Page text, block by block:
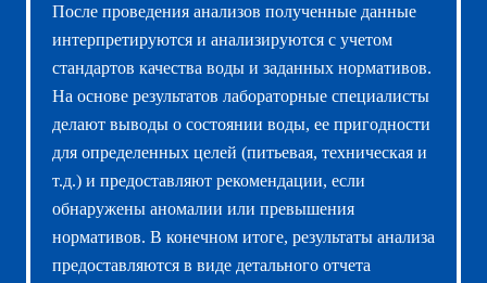
После проведения анализов полученные данные
интерпретируются и анализируются с учетом
стандартов качества воды и заданных нормативов.
На основе результатов лабораторные специалисты
делают выводы о состоянии воды, ее пригодности
для определенных целей (питьевая, техническая и
т.д.) и предоставляют рекомендации, если
обнаружены аномалии или превышения
нормативов. В конечном итоге, результаты анализа
предоставляются в виде детального отчета